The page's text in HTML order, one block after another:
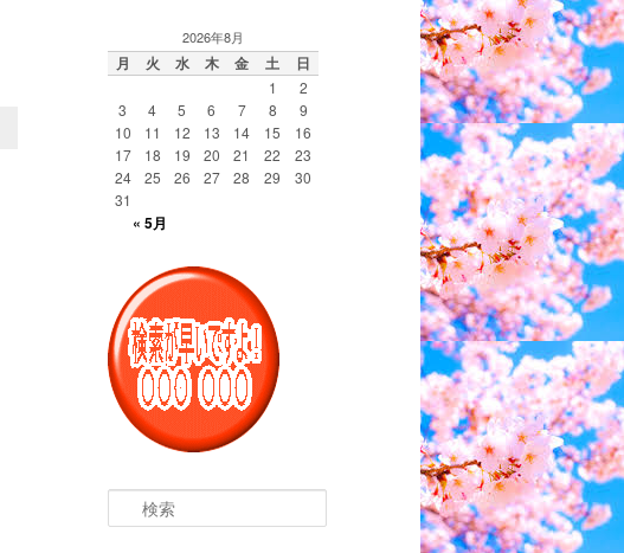
2026年8月
月 火 水 木 金 土 日
1
2
3
4 5 6 7 8
9
10
11 12 13 14 15
16
17
18 19 20 21 22
23
24
25 26 27 28 29
30
31
« 5月
索